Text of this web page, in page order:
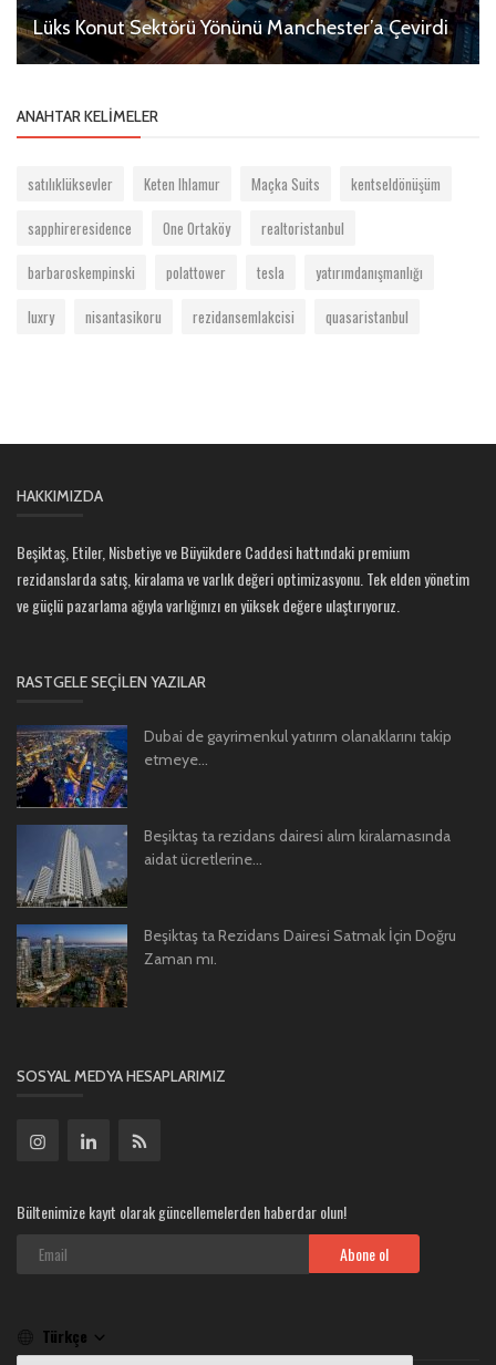
Lüks Konut Sektörü Yönünü Manchester’a Çevirdi
ANAHTAR KELIMELER
satılıklüksevler Keten Ihlamur Maçka Suits
kentseldönüşüm
sapphireresidence
One Ortaköy
realtoristanbul
barbaroskempinski
polattower tesla
yatırımdanışmanlığı
luxry
nisantasikoru rezidansemlakcisi quasaristanbul
HAKKIMIZDA
Beşiktaş, Etiler, Nisbetiye ve Büyükdere Caddesi hattındaki premium
rezidanslarda satış, kiralama ve varlık değeri optimizasyonu. Tek elden yönetim
ve güçlü pazarlama ağıyla varlığınızı en yüksek değere ulaştırıyoruz.
RASTGELE SEÇILEN YAZILAR
Dubai de gayrimenkul yatırım olanaklarını takip
etmeye...
Beşiktaş ta rezidans dairesi alım kiralamasında
aidat ücretlerine...
Beşiktaş ta Rezidans Dairesi Satmak İçin Doğru
Zaman mı.
SOSYAL MEDYA HESAPLARIMIZ
Bültenimize kayıt olarak güncellemelerden haberdar olun!
Abone ol
Türkçe